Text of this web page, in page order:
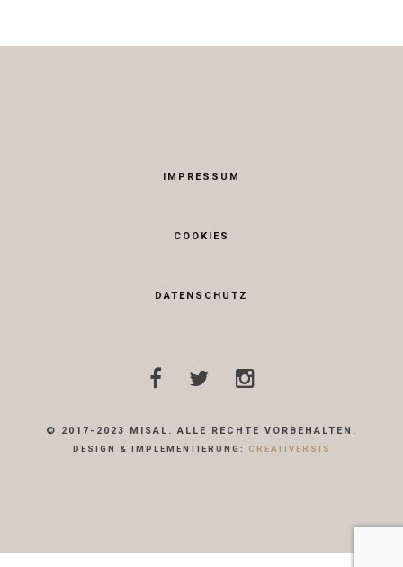
IMPRESSUM
COOKIES
DATENSCHUTZ
© 2017-2023 MISAL. ALLE RECHTE VORBEHALTEN.
DESIGN & IMPLEMENTIERUNG: CREATIVERSIS